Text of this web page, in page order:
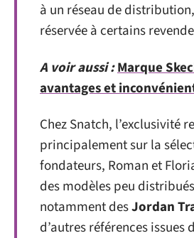
à un réseau de
réservée à certains
A voir aussi :Marque
avantages et
Chez Snatch, l’exclusivité
principalement sur la
fondateurs, Roman et
des modèles peu
notamment desJordan
d’autres références issues